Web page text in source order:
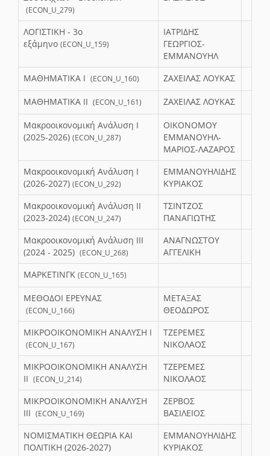
(ECON_U_279)
ΛΟΓΙΣΤΙΚΗ - 3o
εξάμηνο (ECON_U_159)
ΙΑΤΡΙΔΗΣ
ΓΕΩΡΓΙΟΣ-
ΕΜΜΑΝΟΥΗΛ
ΜΑΘΗΜΑΤΙΚΑ Ι (ECON_U_160) ΖΑΧΕΙΛΑΣ ΛΟΥΚΑΣ
ΜΑΘΗΜΑΤΙΚΑ ΙΙ (ECON_U_161) ΖΑΧΕΙΛΑΣ ΛΟΥΚΑΣ
Μακροοικονομική Ανάλυση Ι
(2025-2026) (ECON_U_287)
ΟΙΚΟΝΟΜΟΥ
ΕΜΜΑΝΟΥΗΛ-
ΜΑΡΙΟΣ-ΛΑΖΑΡΟΣ
Μακροοικονομική Ανάλυση Ι
(2026-2027) (ECON_U_292)
ΕΜΜΑΝΟΥΗΛΙΔΗΣ
ΚΥΡΙΑΚΟΣ
Μακροοικονομική Ανάλυση ΙΙ
(2023-2024) (ECON_U_247)
ΤΣΙΝΤΖΟΣ
ΠΑΝΑΓΙΩΤΗΣ
Μακροοικονομική Ανάλυση ΙΙΙ
(2024 - 2025) (ECON_U_268)
ΑΝΑΓΝΩΣΤΟΥ
ΑΓΓΕΛΙΚΗ
ΜΑΡΚΕΤΙΝΓΚ (ECON_U_165)
ΜΕΘΟΔΟΙ ΕΡΕΥΝΑΣ
(ECON_U_166)
ΜΕΤΑΞΑΣ
ΘΕΟΔΩΡΟΣ
ΜΙΚΡΟΟΙΚΟΝΟΜΙΚΗ ΑΝΑΛΥΣΗ Ι
(ECON_U_167)
ΤΖΕΡΕΜΕΣ
ΝΙΚΟΛΑΟΣ
ΜΙΚΡΟΟΙΚΟΝΟΜΙΚΗ ΑΝΑΛΥΣΗ
ΙΙ (ECON_U_214)
ΤΖΕΡΕΜΕΣ
ΝΙΚΟΛΑΟΣ
ΜΙΚΡΟΟΙΚΟΝΟΜΙΚΗ ΑΝΑΛΥΣΗ
ΙΙΙ (ECON_U_169)
ΖΕΡΒΟΣ
ΒΑΣΙΛΕΙΟΣ
ΝΟΜΙΣΜΑΤΙΚΗ ΘΕΩΡΙΑ ΚΑΙ
ΠΟΛΙΤΙΚΗ (2026-2027)
ΕΜΜΑΝΟΥΗΛΙΔΗΣ
ΚΥΡΙΑΚΟΣ